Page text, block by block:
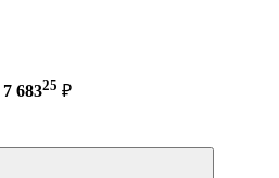
7 68325 ₽